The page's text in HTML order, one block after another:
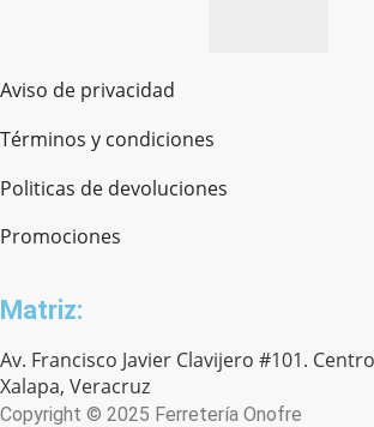
Aviso de privacidad
Términos y condiciones
Politicas de devoluciones
Promociones
Matriz:
Av. Francisco Javier Clavijero #101.
Xalapa, Veracruz
Copyright © 2025 Ferretería Onofre